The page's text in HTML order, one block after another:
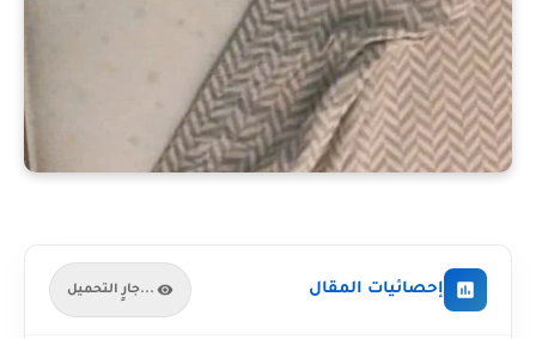
إحصائيات المقال جارٍ التحميل...